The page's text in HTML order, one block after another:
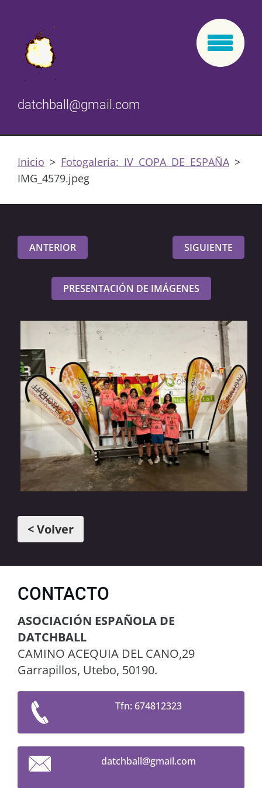
datchball@gmail.com
Inicio > Fotogalería: IV COPA DE ESPAÑA >
IMG_4579.jpeg
ANTERIOR SIGUIENTE
PRESENTACIÓN DE IMÁGENES
< Volver
CONTACTO
ASOCIACIÓN ESPAÑOLA DE
DATCHBALL
CAMINO ACEQUIA DEL CANO,29
Garrapillos, Utebo, 50190.
Tfn: 674812323
datchball@gmail.com